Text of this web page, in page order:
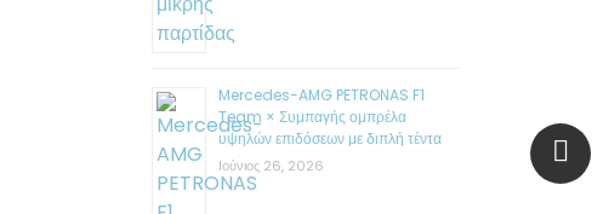
Mercedes-AMG PETRONAS F1
Team × Συμπαγής ομπρέλα
υψηλών επιδόσεων με διπλή τέντα
Ιούνιος 26, 2026